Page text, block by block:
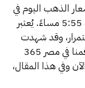
الذهب اليوم في
مصر ليوم الأربعاء 15 أبريل الساعة 5:55 مساءً. يُعتبر
وقد شهدت
أسعار الذهب تغيرات كثيرة، لذلك قمنا في مصر 365
وفي هذا المقال،